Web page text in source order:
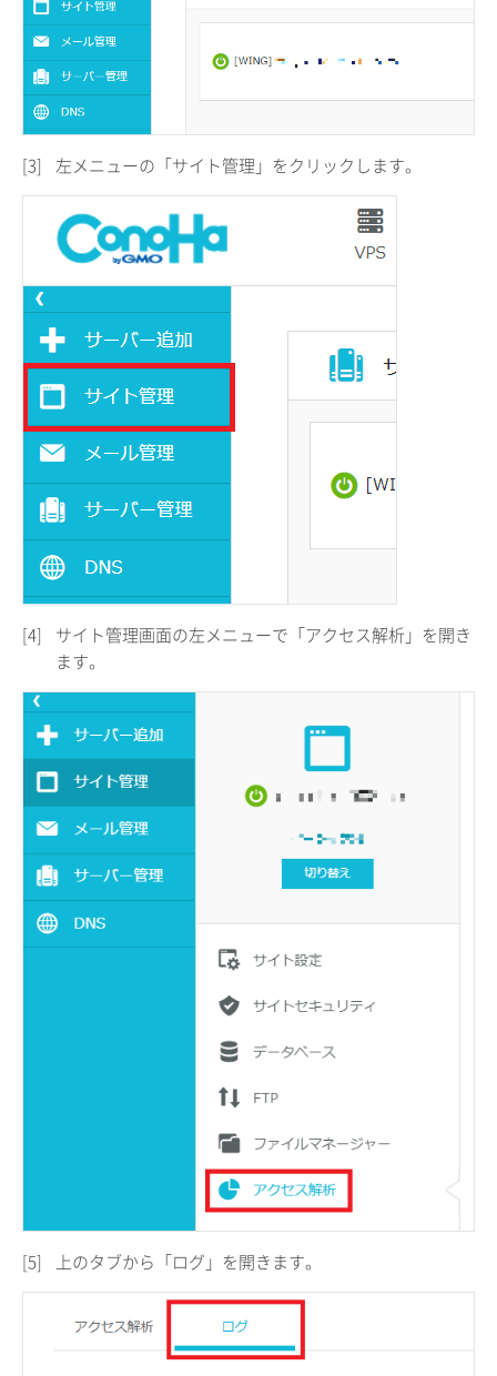
[3] 左メニューの「サイト管理」をクリックします。
[4]
サイト管理画面の左メニューで「アクセス解析」を開き
ます。
[5] 上のタブから「ログ」を開きます。